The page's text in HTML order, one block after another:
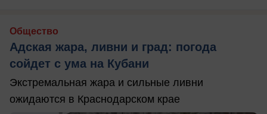
Общество
Адская жара, ливни и град: погода
сойдет с ума на Кубани
Экстремальная жара и сильные ливни
ожидаются в Краснодарском крае